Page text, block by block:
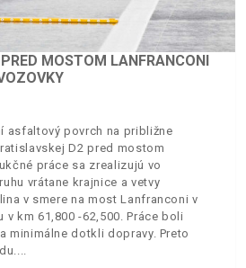
MOSTOM LANFRANCONI
asfaltový povrch na približne
D2 pred mostom
práce sa zrealizujú vo
vrátane krajnice a vetvy
v smere na most Lanfranconi v
km 61,800 -62,500. Práce boli
minimálne dotkli dopravy. Preto